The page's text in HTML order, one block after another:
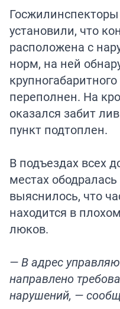
установили, что
расположена с
норм, на ней
переполнен. На
оказался забит
пункт подтоплен.
В подъездах всех
местах
выяснилось, что
находится в
люков.
— В адрес
направлено
нарушений, —